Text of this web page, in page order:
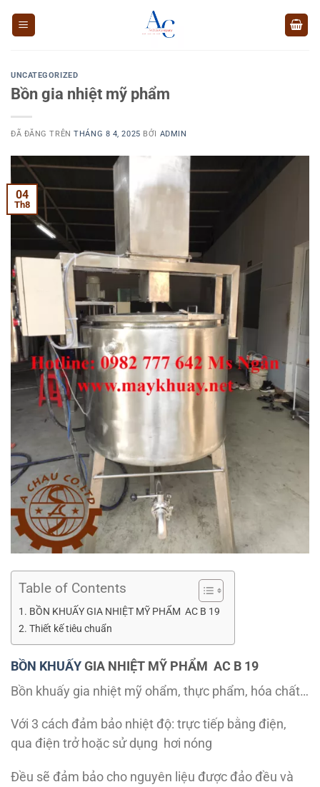
UNCATEGORIZED
Bồn gia nhiệt mỹ phẩm
ĐÃ ĐĂNG TRÊNTHÁNG 8 4, 2025 BỞI ADMIN
04
Th8
Table of Contents
BỒN KHUẤY GIA NHIỆT MỸ PHẨM AC B 19
Thiết kế tiêu chuẩn
BỒN KHUẤYGIA NHIỆT MỸ PHẨM AC B 19
Bồn khuấy gia nhiệt mỹ ohẩm, thực phẩm, hóa chất…
Với 3 cách đảm bảo nhiệt độ: trực tiếp bằng điện,
qua điện trở hoặc sử dụng hơi nóng
Đều sẽ đảm bảo cho nguyên liệu được đảo đều và